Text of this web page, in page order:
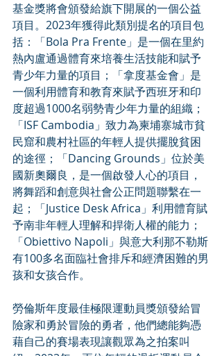
基金獎將會頒發給旗下開展的一個公益
項目。2023年獲得此類別提名的項目包
括：「Bola Pra Frente」是一個在里約
熱內盧通過體育來培養生活技能和賦予
青少年力量的項目；「拿度基金會」是
一個利用體育和教育來賦予西班牙和印
度超過1000名弱勢青少年力量的組織；
「ISF Cambodia」致力為柬埔寨城市貧
民窟和農村社區的年輕人提供擺脫貧困
的途徑；「Dancing Grounds」位於美
國新奧爾良，是一個啟發人心的項目，
將舞蹈和創意與社會公正問題聯繫在一
起；「Justice Desk Africa」利用體育賦
予南非年輕人理解和捍衛人權的能力；
「Obiettivo Napoli」與意大利那不勒斯
有100多名面臨社會排斥和經濟困難的男
孩和女孩合作。
勞倫斯年度最佳極限運動員獎頒發給冒
險家和勇於冒險的勇者，他們總能夠憑
藉自己的賽場表現讓觀眾為之拍案叫